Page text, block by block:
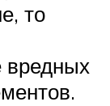
то
вредных